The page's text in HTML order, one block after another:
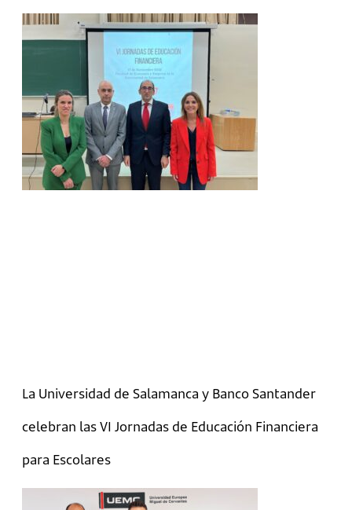
La Universidad de Salamanca y Banco Santander
celebran las VI Jornadas de Educación Financiera
para Escolares